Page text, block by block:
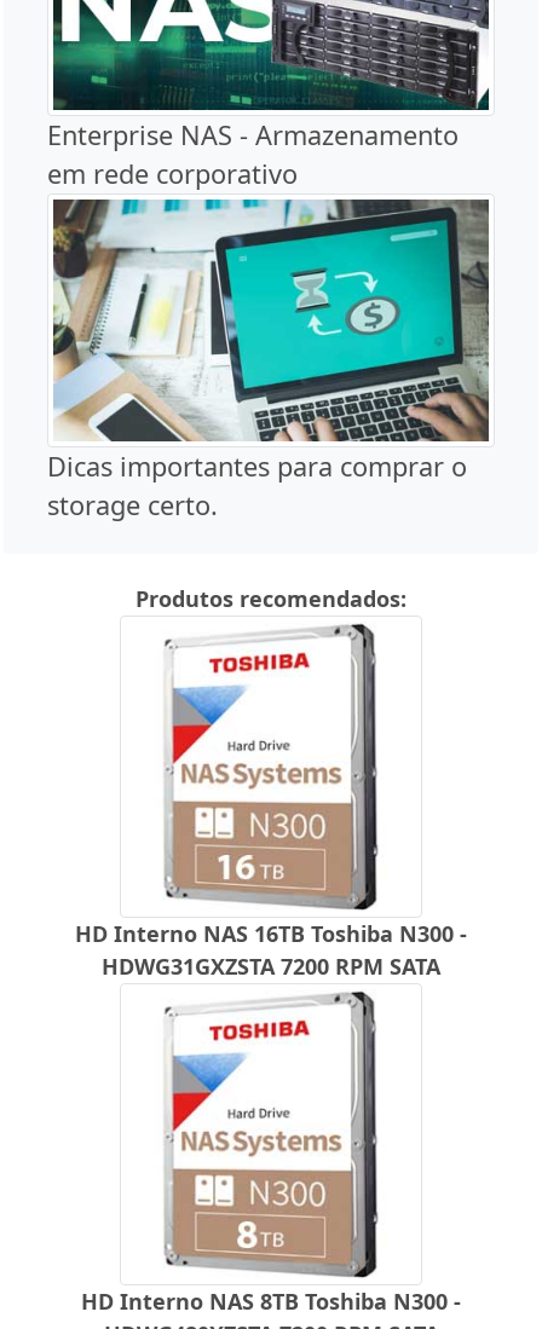
Enterprise NAS - Armazenamento
em rede corporativo
Dicas importantes para comprar o
storage certo.
Produtos recomendados:
HD Interno NAS 16TB Toshiba N300 -
HDWG31GXZSTA 7200 RPM SATA
HD Interno NAS 8TB Toshiba N300 -